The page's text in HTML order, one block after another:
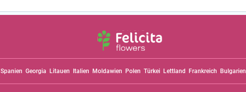
Spanien Georgia Litauen Italien Moldawien Polen Türkei Lettland Frankreich Bulgarien